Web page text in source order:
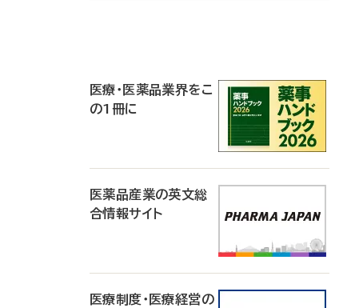
医療・医薬品業界をこ
の1冊に
医薬品産業の英文総
合情報サイト
医療制度・医療経営の